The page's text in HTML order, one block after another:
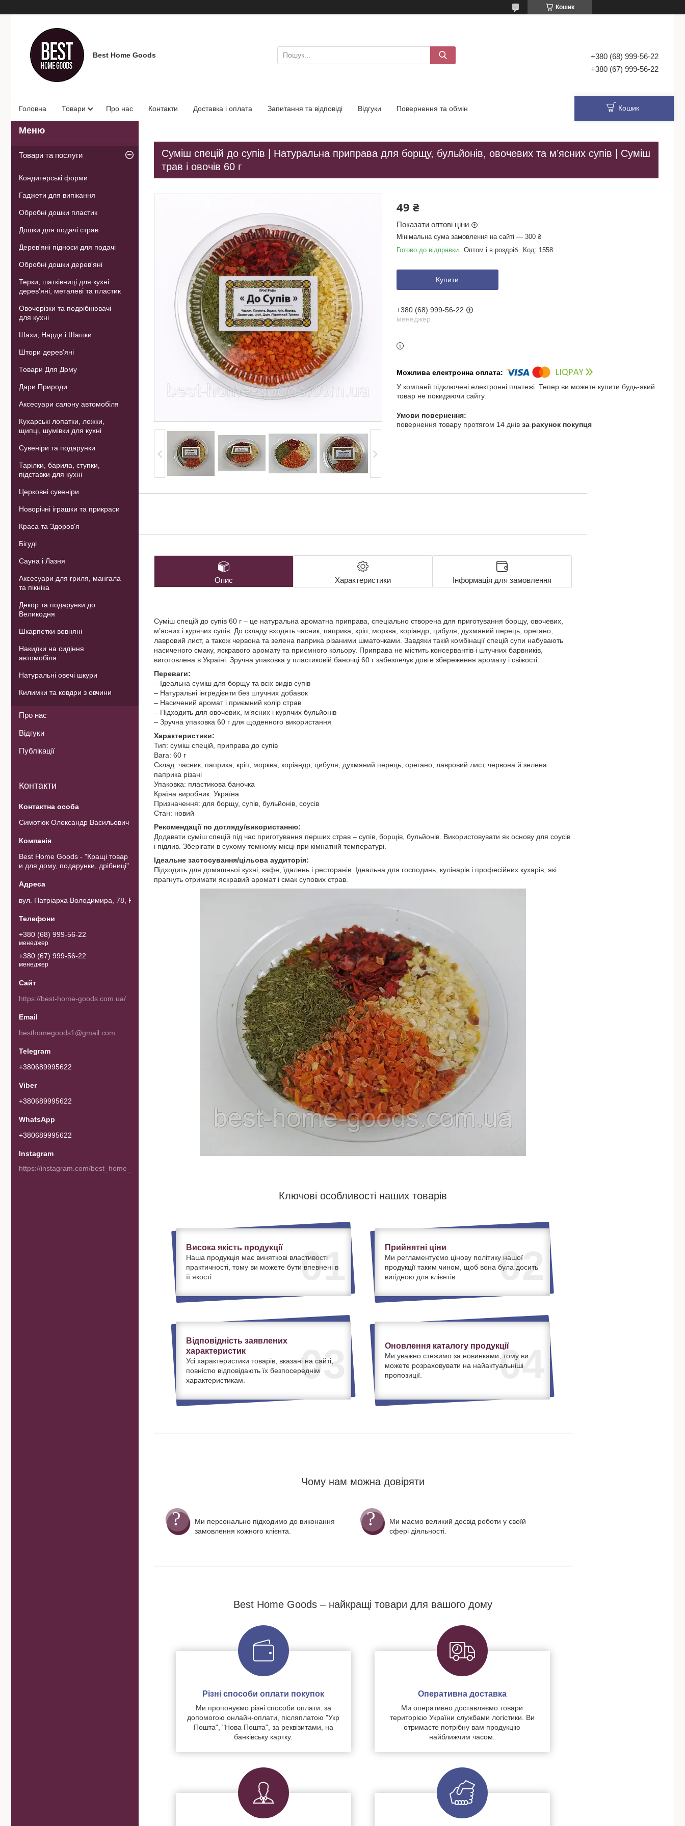
Кошик
Best Home Goods
+380 (68) 999-56-22
+380 (67) 999-56-22
Головна Товари Про нас Контакти Доставка і оплата Запитання та відповіді Відгуки Повернення та обмін Кошик
Суміш спецій до супів | Натуральна приправа для борщу, бульйонів, овочевих та м’ясних супів | Суміш
трав і овочів 60 г
49 ₴
Показати оптові ціни
Мінімальна сума замовлення на сайті — 300 ₴
Готово до відправки
Оптом і в роздріб Код: 1558
Купити
+380 (68) 999-56-22
менеджер
У компанії підключені електронні платежі. Тепер ви можете купити будь-який
товар не покидаючи сайту.
повернення товару протягом 14 днів за рахунок покупця
Опис Характеристики Інформація для замовлення
Суміш спецій до супів 60 г – це натуральна ароматна приправа, спеціально створена для приготування борщу, овочевих,
м’ясних і курячих супів. До складу входять часник, паприка, кріп, морква, коріандр, цибуля, духмяний перець, орегано,
лавровий лист, а також червона та зелена паприка різаними шматочками. Завдяки такій комбінації спецій супи набувають
насиченого смаку, яскравого аромату та приємного кольору. Приправа не містить консервантів і штучних барвників,
виготовлена в Україні. Зручна упаковка у пластиковій баночці 60 г забезпечує довге збереження аромату і свіжості.
Переваги:
– Ідеальна суміш для борщу та всіх видів супів
– Натуральні інгредієнти без штучних добавок
– Насичений аромат і приємний колір страв
– Підходить для овочевих, м’ясних і курячих бульйонів
– Зручна упаковка 60 г для щоденного використання
Характеристики:
Тип: суміш спецій, приправа до супів
Вага: 60 г
Склад: часник, паприка, кріп, морква, коріандр, цибуля, духмяний перець, орегано, лавровий лист, червона й зелена
паприка різані
Упаковка: пластикова баночка
Країна виробник: Україна
Призначення: для борщу, супів, бульйонів, соусів
Стан: новий
Рекомендації по догляду/використанню:
Додавати суміш спецій під час приготування перших страв – супів, борщів, бульйонів. Використовувати як основу для соусів
і підлив. Зберігати в сухому темному місці при кімнатній температурі.
Ідеальне застосування/цільова аудиторія:
Підходить для домашньої кухні, кафе, їдалень і ресторанів. Ідеальна для господинь, кулінарів і професійних кухарів, які
прагнуть отримати яскравий аромат і смак супових страв.
Ключові особливості наших товарів
01
Висока якість продукції
Наша продукція має виняткові властивості
практичності, тому ви можете бути впевнені в
її якості.
02
Прийнятні ціни
Ми регламентуємо цінову політику нашої
продукції таким чином, щоб вона була досить
вигідною для клієнтів.
03
Відповідність заявлених
характеристик
Усі характеристики товарів, вказані на сайті,
повністю відповідають їх безпосереднім
характеристикам.
04
Оновлення каталогу продукції
Ми уважно стежимо за новинками, тому ви
можете розраховувати на найактуальніші
пропозиції.
Чому нам можна довіряти
Ми персонально підходимо до виконання
замовлення кожного клієнта.
Ми маємо великий досвід роботи у своїй
сфері діяльності.
Best Home Goods – найкращі товари для вашого дому
Різні способи оплати покупок
Ми пропонуємо різні способи оплати: за
допомогою онлайн-оплати, післяплатою "Укр
Пошта", "Нова Пошта", за реквізитами, на
банківську картку.
Оперативна доставка
Ми оперативно доставляємо товари
територією України службами логістики. Ви
отримаєте потрібну вам продукцію
найближчим часом.
Товари та послуги
Кондитерські форми
Гаджети для випікання
Обробні дошки пластик
Дошки для подачі страв
Дерев'яні підноси для подачі
Обробні дошки дерев'яні
Терки, шатківниці для кухні
дерев'яні, металеві та пластик
Овочерізки та подрібнювачі
для кухні
Шахи, Нарди і Шашки
Штори дерев'яні
Товари Для Дому
Дари Природи
Аксесуари салону автомобіля
Кухарські лопатки, ложки,
щипці, шумівки для кухні
Сувеніри та подарунки
Тарілки, барила, ступки,
підставки для кухні
Церковні сувеніри
Новорічні іграшки та прикраси
Краса та Здоров'я
Бігуді
Сауна і Лазня
Аксесуари для гриля, мангала
та пікніка
Декор та подарунки до
Великодня
Шкарпетки вовняні
Накидки на сидіння
автомобіля
Натуральні овечі шкури
Килимки та ковдри з овчини
Про нас
Відгуки
Публікації
Контакти
Симотюк Олександр Васильович
Best Home Goods - "Кращі товар
и для дому, подарунки, дрібниці"
вул. Патріарха Володимира, 78, Рожнов, Україна
+380 (68) 999-56-22
менеджер
+380 (67) 999-56-22
менеджер
https://best-home-goods.com.ua/
besthomegoods1@gmail.com
+380689995622
+380689995622
+380689995622
Instagram
https://instagram.com/best_home_goods